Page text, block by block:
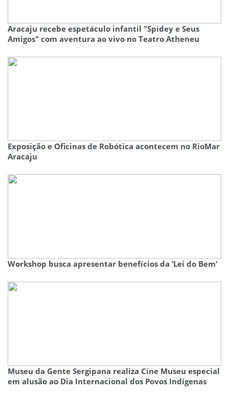
Aracaju recebe espetáculo infantil "Spidey e Seus
Amigos" com aventura ao vivo no Teatro Atheneu
Exposição e Oficinas de Robótica acontecem no RioMar
Aracaju
Workshop busca apresentar benefícios da ‘Lei do Bem’
Museu da Gente Sergipana realiza Cine Museu especial
em alusão ao Dia Internacional dos Povos Indígenas